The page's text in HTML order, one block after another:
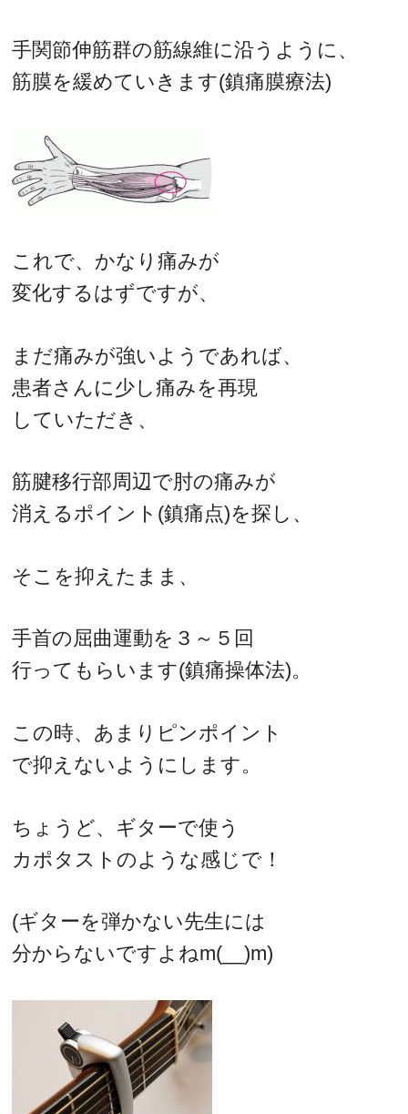
手関節伸筋群の筋線維に沿うように、
筋膜を緩めていきます(鎮痛膜療法)
これで、かなり痛みが
変化するはずですが、
まだ痛みが強いようであれば、
患者さんに少し痛みを再現
していただき、
筋腱移行部周辺で肘の痛みが
消えるポイント(鎮痛点)を探し、
そこを抑えたまま、
手首の屈曲運動を３～５回
行ってもらいます(鎮痛操体法)。
この時、あまりピンポイント
で抑えないようにします。
ちょうど、ギターで使う
カポタストのような感じで！
(ギターを弾かない先生には
分からないですよねm(__)m)